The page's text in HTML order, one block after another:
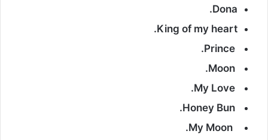
Dona.
King of my heart.